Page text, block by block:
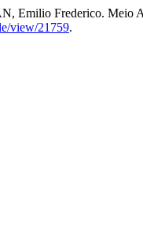
Emilio Frederico. Meio
view/21759.